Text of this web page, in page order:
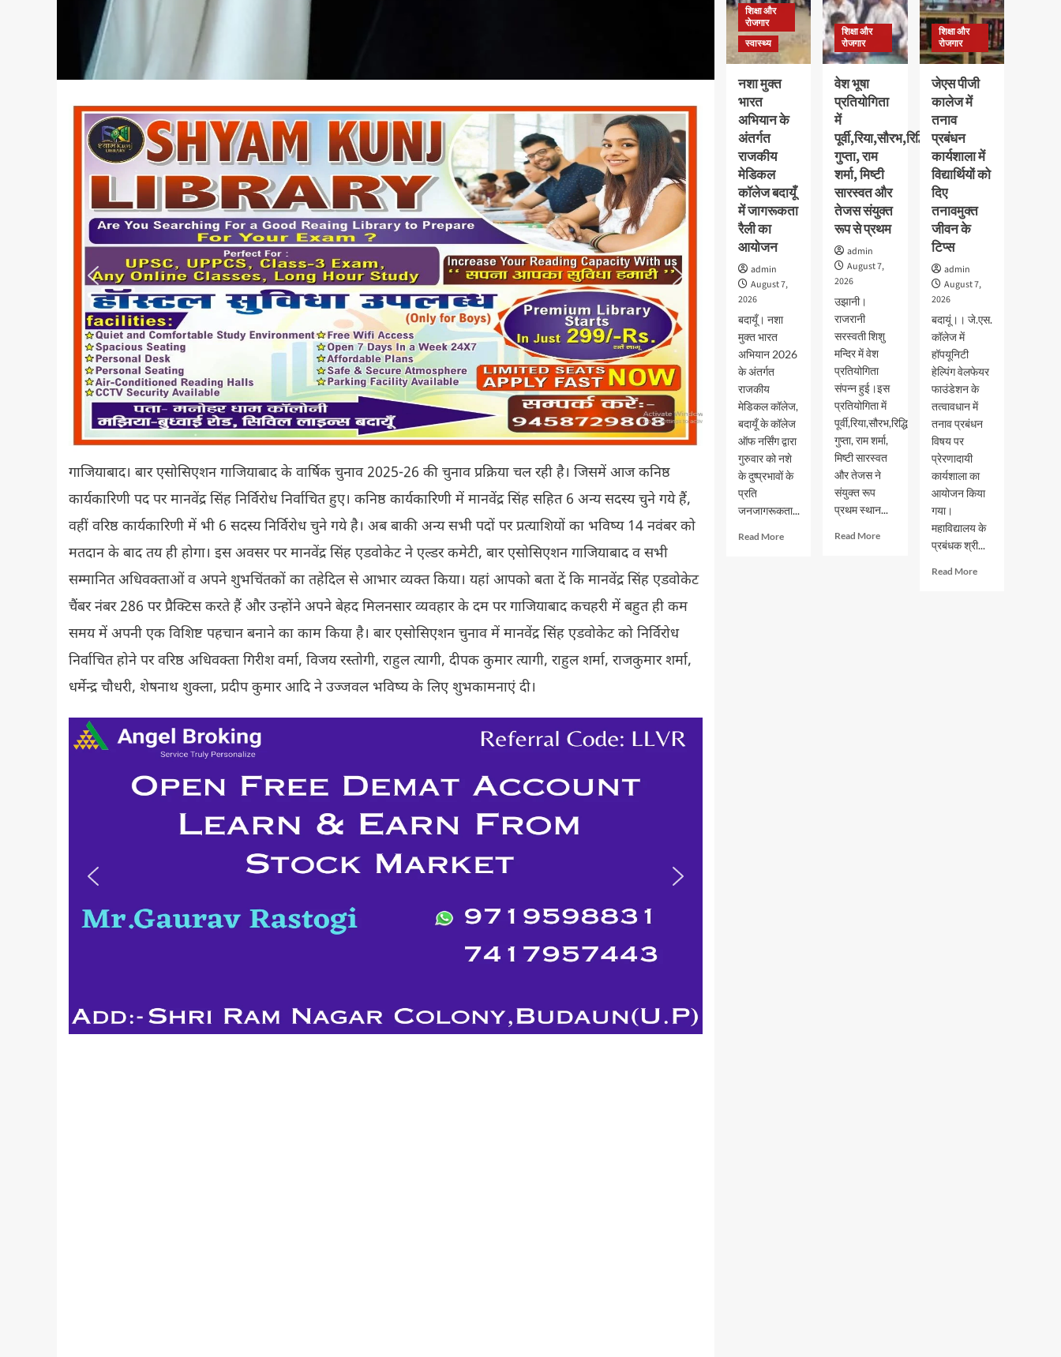
गाजियाबाद। बार एसोसिएशन गाजियाबाद के वार्षिक चुनाव 2025-26 की चुनाव प्रक्रिया चल रही है। जिसमें आज कनिष्ठ
कार्यकारिणी पद पर मानवेंद्र सिंह निर्विरोध निर्वाचित हुए। कनिष्ठ कार्यकारिणी में मानवेंद्र सिंह सहित 6 अन्य सदस्य चुने गये हैं,
वहीं वरिष्ठ कार्यकारिणी में भी 6 सदस्य निर्विरोध चुने गये है। अब बाकी अन्य सभी पदों पर प्रत्याशियों का भविष्य 14 नवंबर को
मतदान के बाद तय ही होगा। इस अवसर पर मानवेंद्र सिंह एडवोकेट ने एल्डर कमेटी, बार एसोसिएशन गाजियाबाद व सभी
सम्मानित अधिवक्ताओं व अपने शुभचिंतकों का तहेदिल से आभार व्यक्त किया। यहां आपको बता दें कि मानवेंद्र सिंह एडवोकेट
चैंबर नंबर 286 पर प्रैक्टिस करते हैं और उन्होंने अपने बेहद मिलनसार व्यवहार के दम पर गाजियाबाद कचहरी में बहुत ही कम
समय में अपनी एक विशिष्ट पहचान बनाने का काम किया है। बार एसोसिएशन चुनाव में मानवेंद्र सिंह एडवोकेट को निर्विरोध
निर्वाचित होने पर वरिष्ठ अधिवक्ता गिरीश वर्मा, विजय रस्तोगी, राहुल त्यागी, दीपक कुमार त्यागी, राहुल शर्मा, राजकुमार शर्मा,
धर्मेन्द्र चौधरी, शेषनाथ शुक्ला, प्रदीप कुमार आदि ने उज्जवल भविष्य के लिए शुभकामनाएं दी।
साथ
स्वागत
को
मिला
गोल्ड
मेडल,
हजार
पुरस्कार
से
सम्मानित
शिक्षा और
रोजगार
स्वास्थ्य
नशा मुक्त
भारत
अभियान के
अंतर्गत
राजकीय
मेडिकल
कॉलेज बदायूँ
में जागरूकता
रैली का
आयोजन
admin
August 7,
2026
बदायूँ। नशा
मुक्त भारत
अभियान 2026
के अंतर्गत
राजकीय
मेडिकल कॉलेज,
बदायूँ के कॉलेज
ऑफ नर्सिंग द्वारा
गुरुवार को नशे
के दुष्प्रभावों के
प्रति
जनजागरूकता...
Read MoreRead
शिक्षा और
रोजगार
वेश भूषा
प्रतियोगिता
में
पूर्वी,रिया,सौरभ,रिद्धि
गुप्ता, राम
शर्मा, मिष्टी
सारस्वत और
तेजस संयुक्त
रूप से प्रथम
admin
August 7,
2026
उझानी।
राजरानी
सरस्वती शिशु
मन्दिर में वेश
प्रतियोगिता
संपन्न हुई।इस
प्रतियोगिता में
पूर्वी,रिया,सौरभ,रिद्धि
गुप्ता, राम शर्मा,
मिष्टी सारस्वत
और तेजस ने
संयुक्त रूप
प्रथम स्थान...
Read MoreRead
शिक्षा और
रोजगार
जेएस पीजी
कालेज में
तनाव
प्रबंधन
कार्यशाला में
विद्यार्थियों को
दिए
तनावमुक्त
जीवन के
टिप्स
admin
August 7,
2026
बदायूं।। जे.एस.
कॉलेज में
हॉपयूनिटी
हेल्पिंग वेलफेयर
फाउंडेशन के
तत्वावधान में
तनाव प्रबंधन
विषय पर
प्रेरणादायी
कार्यशाला का
आयोजन किया
गया।
महाविद्यालय के
प्रबंधक श्री...
Read MoreRead